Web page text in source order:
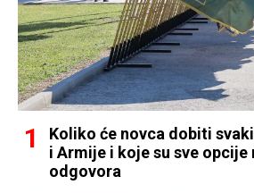
Koliko će novca dobiti
i Armije i koje su sve opcije
odgovora